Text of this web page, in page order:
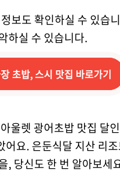
보도 확인하실 수 있습
하실 수 있습니다.
초밥, 스시 맛집 바로가기
울렛 광어초밥 맛집 달
요. 은둔식달 지산 리
, 당신도 한 번 알아보세